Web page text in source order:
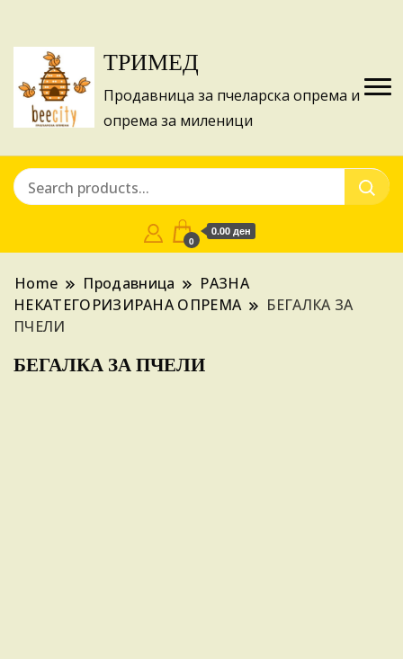
ТРИМЕД
Продавница за пчеларска опрема и
опрема за миленици
0
0.00 ден
Home Продавница
РАЗНА
НЕКАТЕГОРИЗИРАНА ОПРЕМА
БЕГАЛКА ЗА
ПЧЕЛИ
БЕГАЛКА ЗА ПЧЕЛИ